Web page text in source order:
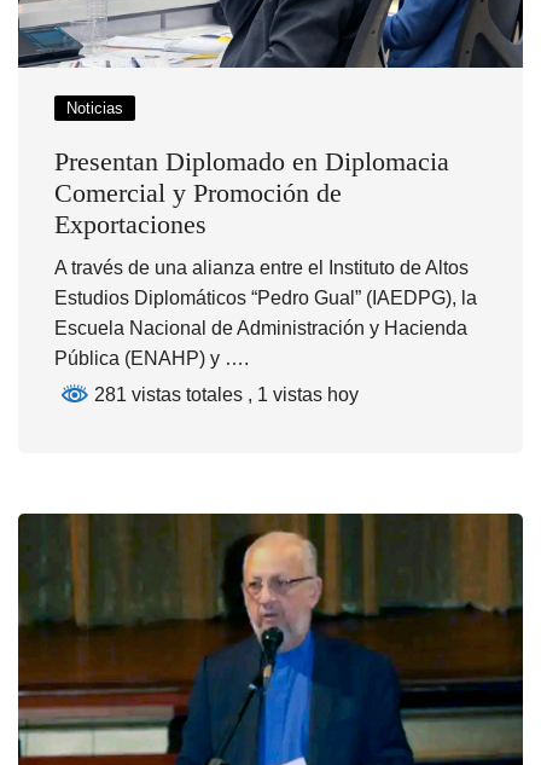
Noticias
Presentan Diplomado en Diplomacia
Comercial y Promoción de
Exportaciones
A través de una alianza entre el Instituto de Altos
Estudios Diplomáticos “Pedro Gual” (IAEDPG), la
Escuela Nacional de Administración y Hacienda
Pública (ENAHP) y ….
281 vistas totales , 1 vistas hoy